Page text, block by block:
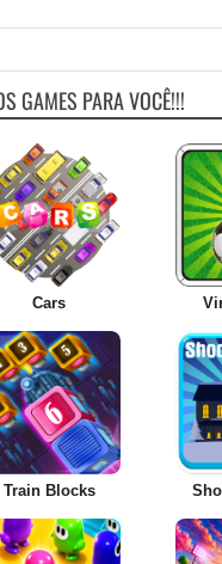
GAMES PARA VOCÊ!!!
Cars
Train Blocks